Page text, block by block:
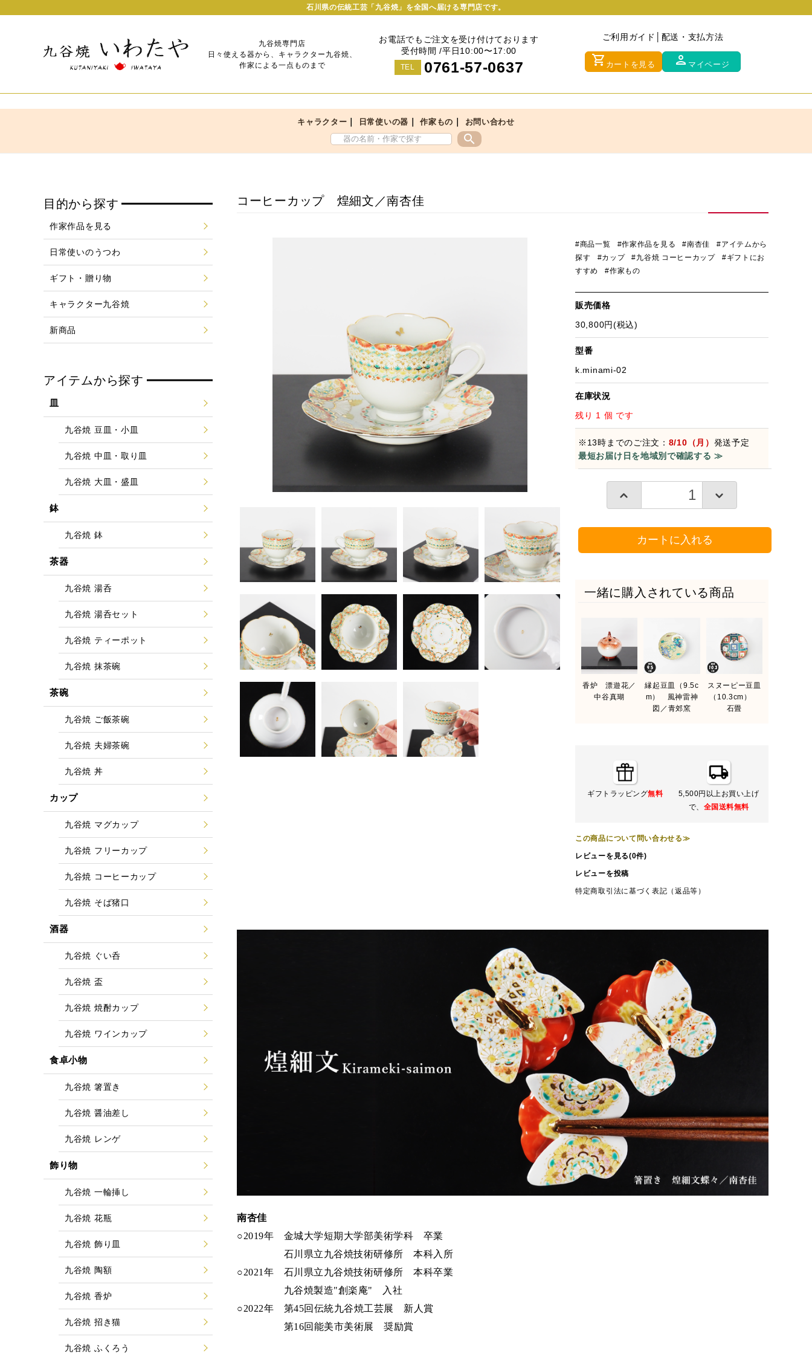
石川県の伝統工芸「九谷焼」を全国へ届ける専門店です。
九谷焼専門店
日々使える器から、キャラクター九谷焼、
作家による一点ものまで
お電話でもご注文を受け付けております
受付時間 /平日10:00〜17:00
TEL 0761-57-0637
ご利用ガイド 配送・支払方法
shopping_cart カートを見る person マイページ
キャラクター 日常使いの器 ｜作家もの お問い合わせ
search
コーヒーカップ 煌細文／南杏佳
#商品一覧 #作家作品を見る #南杏佳
#アイテムから
探す
#カップ #九谷焼 コーヒーカップ
#ギフトにお
すすめ
#作家もの
販売価格
30,800円(税込)
型番
k.minami-02
在庫状況
残り 1 個 です
※13時までのご注文： 8/10（月） 発送予定
最短お届け日を地域別で確認する ≫
カートに入れる
一緒に購入されている商品
香炉 漂遊花／
中谷真瑚
縁起豆皿（9.5c
m） 風神雷神
図／青郊窯
スヌーピー豆皿
（10.3cm）
石畳
ギフトラッピング無料
5,500円以上お買い上げ
で、 全国送料無料
この商品について問い合わせる≫
レビューを見る(0件)
レビューを投稿
特定商取引法に基づく表記（返品等）
南杏佳
○2019年 金城大学短期大学部美術学科 卒業
石川県立九谷焼技術研修所 本科入所
○2021年 石川県立九谷焼技術研修所 本科卒業
九谷焼製造"創楽庵" 入社
○2022年 第45回伝統九谷焼工芸展 新人賞
第16回能美市美術展 奨励賞
目的から探す
作家作品を見る
日常使いのうつわ
ギフト・贈り物
キャラクター九谷焼
新商品
アイテムから探す
皿
九谷焼 豆皿・小皿
九谷焼 中皿・取り皿
九谷焼 大皿・盛皿
鉢
九谷焼 鉢
茶器
九谷焼 湯呑
九谷焼 湯呑セット
九谷焼 ティーポット
九谷焼 抹茶碗
茶碗
九谷焼 ご飯茶碗
九谷焼 夫婦茶碗
九谷焼 丼
カップ
九谷焼 マグカップ
九谷焼 フリーカップ
九谷焼 コーヒーカップ
九谷焼 そば猪口
酒器
九谷焼 ぐい呑
九谷焼 盃
九谷焼 焼酎カップ
九谷焼 ワインカップ
食卓小物
九谷焼 箸置き
九谷焼 醤油差し
九谷焼 レンゲ
飾り物
九谷焼 一輪挿し
九谷焼 花瓶
九谷焼 飾り皿
九谷焼 陶額
九谷焼 香炉
九谷焼 招き猫
九谷焼 ふくろう